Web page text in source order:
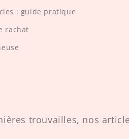
: guide pratique
rachat
trouvailles, nos